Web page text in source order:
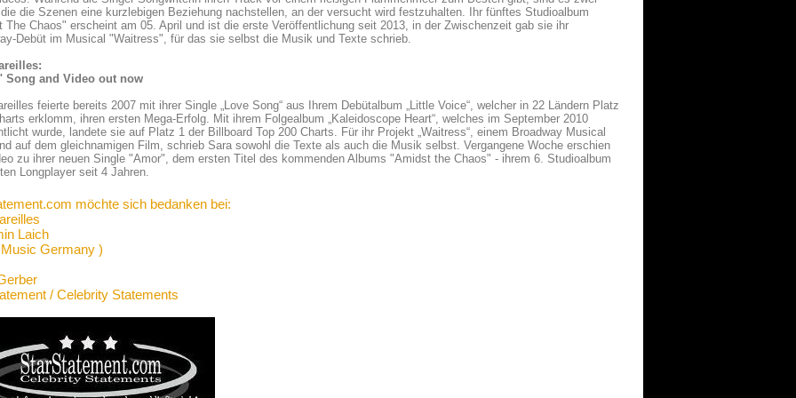
die Szenen eine kurzlebigen Beziehung nachstellen, an der versucht wird festzuhalten. Ihr fünftes Studioalbum
The Chaos" erscheint am 05. April und ist die erste Veröffentlichung seit 2013, in der Zwischenzeit gab sie ihr
Debüt im Musical "Waitress", für das sie selbst die Musik und Texte schrieb.
Song and Video out now
feierte bereits 2007 mit ihrer Single „Love Song“ aus Ihrem Debütalbum „Little Voice“, welcher in 22 Ländern Platz
erklomm, ihren ersten Mega-Erfolg. Mit ihrem Folgealbum „Kaleidoscope Heart“, welches im September 2010
wurde, landete sie auf Platz 1 der Billboard Top 200 Charts. Für ihr Projekt „Waitress“, einem Broadway Musical
auf dem gleichnamigen Film, schrieb Sara sowohl die Texte als auch die Musik selbst. Vergangene Woche erschien
zu ihrer neuen Single "Amor", dem ersten Titel des kommenden Albums "Amidst the Chaos" - ihrem 6. Studioalbum
Longplayer seit 4 Jahren.
möchte sich bedanken bei:
Laich
Germany )
/ Celebrity Statements